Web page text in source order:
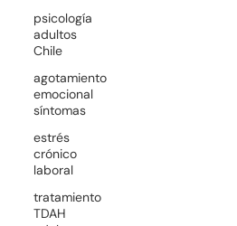
psicología
adultos
Chile
agotamiento
emocional
síntomas
estrés
crónico
laboral
tratamiento
TDAH